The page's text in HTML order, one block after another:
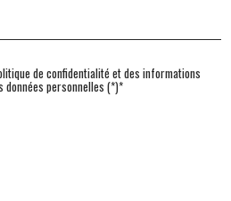
de confidentialité et des informations
données personnelles (*)*